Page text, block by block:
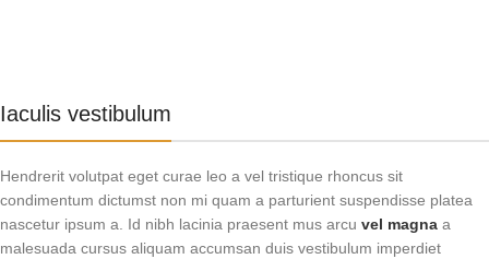
Iaculis vestibulum
Hendrerit volutpat eget curae leo a vel tristique rhoncus sit
condimentum dictumst non mi quam a parturient suspendisse platea
nascetur ipsum a. Id nibh lacinia praesent mus arcu vel magna a
malesuada cursus aliquam accumsan duis vestibulum imperdiet